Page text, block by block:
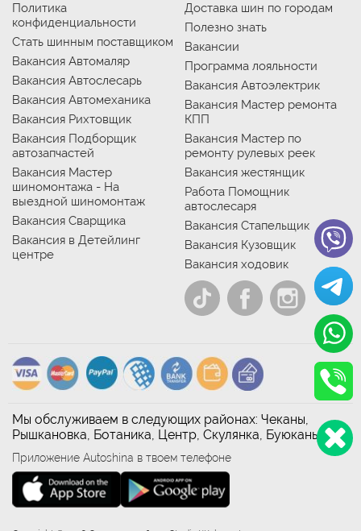
Политика
конфиденциальности
Стать шинным поставщиком
Вакансия Автомаляр
Вакансия Автослесарь
Вакансия Автомеханика
Вакансия Рихтовщик
Вакансия Подборщик
автозапчастей
Вакансия Мастер
шиномонтажа - На
выездной шиномонтаж
Вакансия Сварщика
Вакансия в Детейлинг
центре
Доставка шин по городам
Полезно знать
Вакансии
Программа лояльности
Вакансия Автоэлектрик
Вакансия Мастер ремонта
КПП
Вакансия Мастер по
ремонту рулевых реек
Вакансия жестянщик
Работа Помощник
автослесаря
Вакансия Стапельщик
Вакансия Кузовщик
Вакансия ходовик
Мы обслуживаем в следующих районах: Чеканы,
Рышкановка, Ботаника, Центр, Скулянка, Буюканы
Приложение Autoshina в твоем телефоне